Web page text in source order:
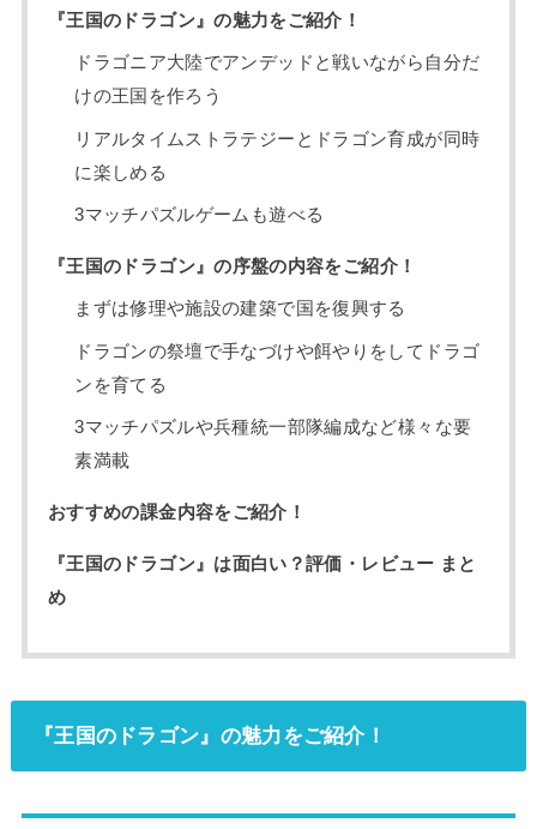
『王国のドラゴン』の魅力をご紹介！
ドラゴニア大陸でアンデッドと戦いながら自分だ
けの王国を作ろう
リアルタイムストラテジーとドラゴン育成が同時
に楽しめる
3マッチパズルゲームも遊べる
『王国のドラゴン』の序盤の内容をご紹介！
まずは修理や施設の建築で国を復興する
ドラゴンの祭壇で手なづけや餌やりをしてドラゴ
ンを育てる
3マッチパズルや兵種統一部隊編成など様々な要
素満載
おすすめの課金内容をご紹介！
『王国のドラゴン』は面白い？評価・レビュー まと
め
『王国のドラゴン』の魅力をご紹介！